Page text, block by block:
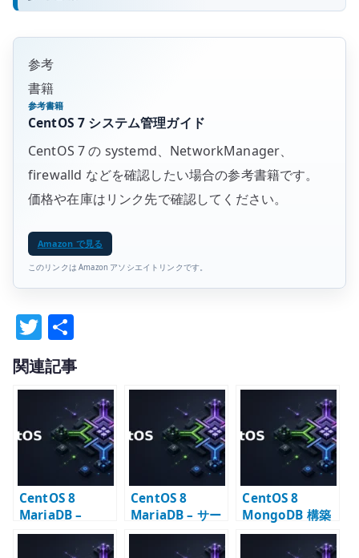
参考
書籍
参考書籍
CentOS 7 システム管理ガイド
CentOS 7 の systemd、NetworkManager、
firewalld などを確認したい場合の参考書籍です。
価格や在庫はリンク先で確認してください。
Amazon で見る
このリンクは Amazon アソシエイトリンクです。
T
w
it
te
r
有
関連記事
CentOS 8
MariaDB –
Ansible で設定
を管理する考え
CentOS 8
MariaDB – サー
ビス起動と初期
CentOS 8
MongoDB 構築
– リポジトリと待
ち受け設定の確